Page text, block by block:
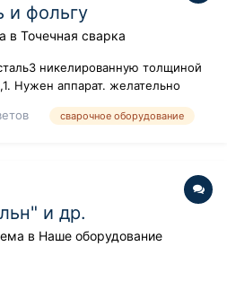
и фольгу
в Точечная сварка
никелированную толщиной
Нужен аппарат. желательно
пожалуйста, а то все манагеры в
сварочное оборудование
и др.
в Наше оборудование